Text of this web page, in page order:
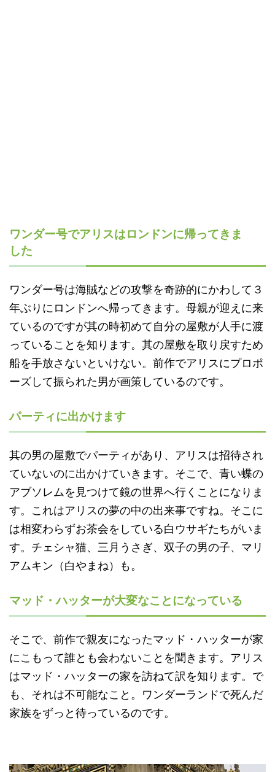
ワンダー号でアリスはロンドンに帰ってきま
した
ワンダー号は海賊などの攻撃を奇跡的にかわして３
年ぶりにロンドンへ帰ってきます。母親が迎えに来
ているのですが其の時初めて自分の屋敷が人手に渡
っていることを知ります。其の屋敷を取り戻すため
船を手放さないといけない。前作でアリスにプロポ
ーズして振られた男が画策しているのです。
パーティに出かけます
其の男の屋敷でパーティがあり、アリスは招待され
ていないのに出かけていきます。そこで、青い蝶の
アブソレムを見つけて鏡の世界へ行くことになりま
す。これはアリスの夢の中の出来事ですね。そこに
は相変わらずお茶会をしている白ウサギたちがいま
す。チェシャ猫、三月うさぎ、双子の男の子、マリ
アムキン（白やまね）も。
マッド・ハッターが大変なことになっている
そこで、前作で親友になったマッド・ハッターが家
にこもって誰とも会わないことを聞きます。アリス
はマッド・ハッターの家を訪ねて訳を知ります。で
も、それは不可能なこと。ワンダーランドで死んだ
家族をずっと待っているのです。